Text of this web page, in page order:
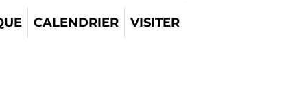
CALENDRIER VISITER